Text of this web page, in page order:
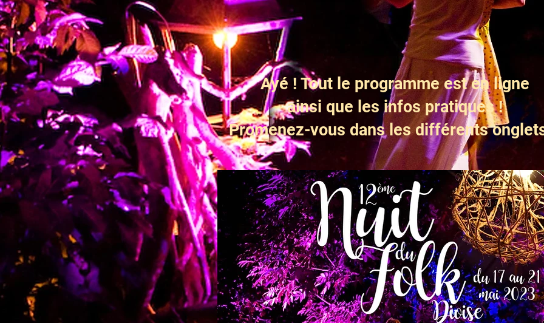
Ayé ! Tout le programme est en ligne
ainsi que les infos pratiques !
Promenez-vous dans les différents